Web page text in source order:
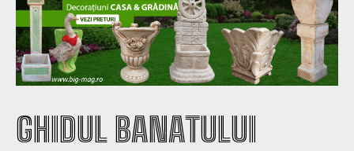
GHIDUL BANATULUI